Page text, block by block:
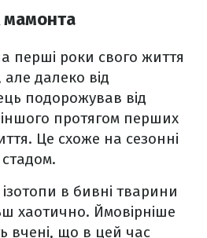
перші роки свого життя
далеко від
подорожував від
протягом перших
Це схоже на сезонні
стадом.
ізотопи в бивні тварини
хаотично. Ймовірніше
вчені, що в цей час